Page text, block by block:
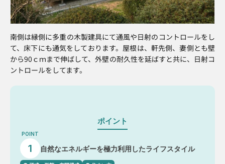
南側は縁側に多重の木製建具にて通風や日射のコントロールをし
て、床下にも通気をしております。屋根は、軒先側、妻側とも壁
から90ｃｍまで伸ばして、外壁の耐久性を延ばすと共に、日射コ
ントロールをしてます。
ポイント
POINT
1 自然なエネルギーを極力利用したライフスタイル